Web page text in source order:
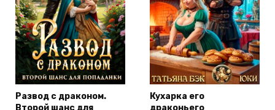
Развод с драконом.
Второй шанс для
Кухарка его
драконьего